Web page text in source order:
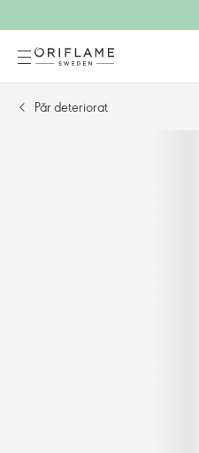
Păr deteriorat